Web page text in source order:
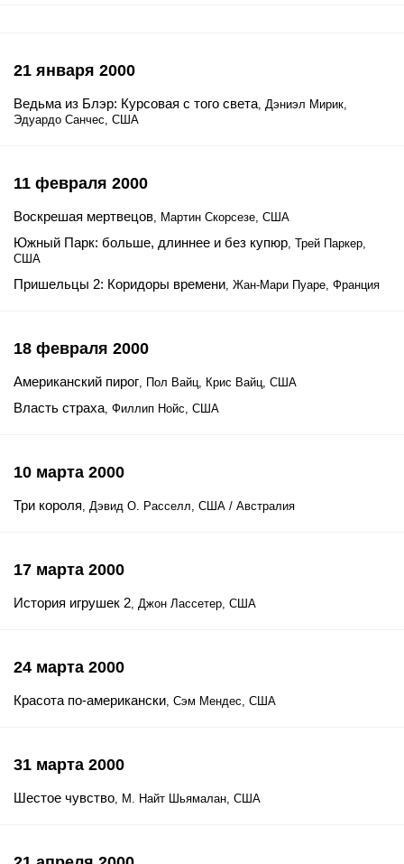
21 января 2000
Ведьма из Блэр: Курсовая с того света, Дэниэл Мирик,
Эдуардо Санчес, США
11 февраля 2000
Воскрешая мертвецов, Мартин Скорсезе, США
Южный Парк: больше, длиннее и без купюр, Трей Паркер,
США
Пришельцы 2: Коридоры времени, Жан-Мари Пуаре, Франция
18 февраля 2000
Американский пирог, Пол Вайц, Крис Вайц, США
Власть страха, Филлип Нойс, США
10 марта 2000
Три короля, Дэвид О. Расселл, США / Австралия
17 марта 2000
История игрушек 2, Джон Лассетер, США
24 марта 2000
Красота по-американски, Сэм Мендес, США
31 марта 2000
Шестое чувство, М. Найт Шьямалан, США